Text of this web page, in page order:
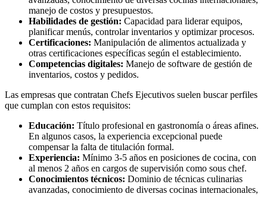
manejo de costos y presupuestos.
Habilidades de gestión: Capacidad para liderar equipos,
planificar menús, controlar inventarios y optimizar procesos.
Certificaciones: Manipulación de alimentos actualizada y
otras certificaciones específicas según el establecimiento.
Competencias digitales: Manejo de software de gestión de
inventarios, costos y pedidos.
Las empresas que contratan Chefs Ejecutivos suelen buscar perfiles
que cumplan con estos requisitos:
Educación: Título profesional en gastronomía o áreas afines.
En algunos casos, la experiencia excepcional puede
compensar la falta de titulación formal.
Experiencia: Mínimo 3-5 años en posiciones de cocina, con
al menos 2 años en cargos de supervisión como sous chef.
Conocimientos técnicos: Dominio de técnicas culinarias
avanzadas, conocimiento de diversas cocinas internacionales,